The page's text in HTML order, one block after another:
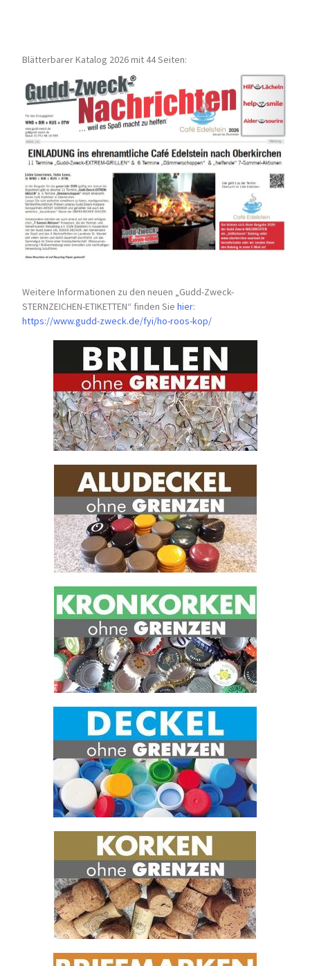
Blätterbarer Katalog 2026 mit 44 Seiten:
Weitere Informationen zu den neuen „Gudd-Zweck-
STERNZEICHEN-ETIKETTEN“ finden Siehier:
https://www.gudd-zweck.de/fyi/ho-roos-kop/